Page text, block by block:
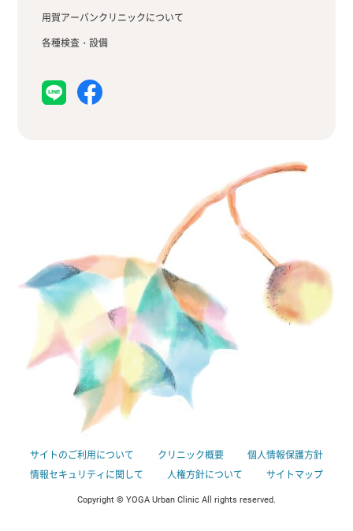
用賀アーバンクリニックについて
各種検査・設備
サイトのご利用について クリニック概要
個人情報保護方針
情報セキュリティに関して
人権方針について サイトマップ
Copyright © YOGA Urban Clinic All rights reserved.